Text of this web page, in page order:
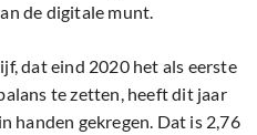
de digitale munt.
dat eind 2020 het als eerste
te zetten, heeft dit jaar
handen gekregen. Dat is 2,76